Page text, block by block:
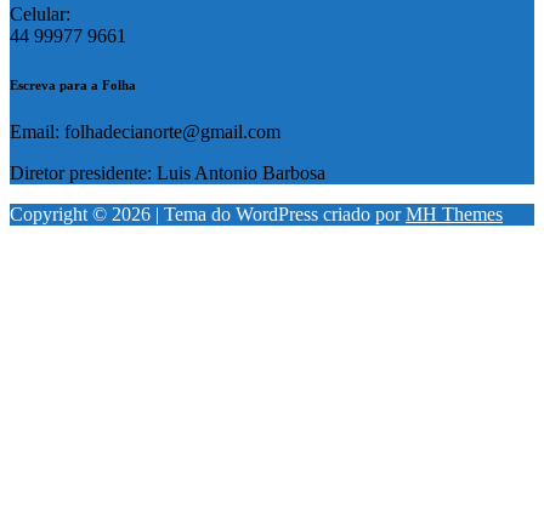
Celular:
44 99977 9661
Escreva para a Folha
Email: folhadecianorte@gmail.com
Diretor presidente: Luis Antonio Barbosa
Copyright © 2026 | Tema do WordPress criado porMH Themes